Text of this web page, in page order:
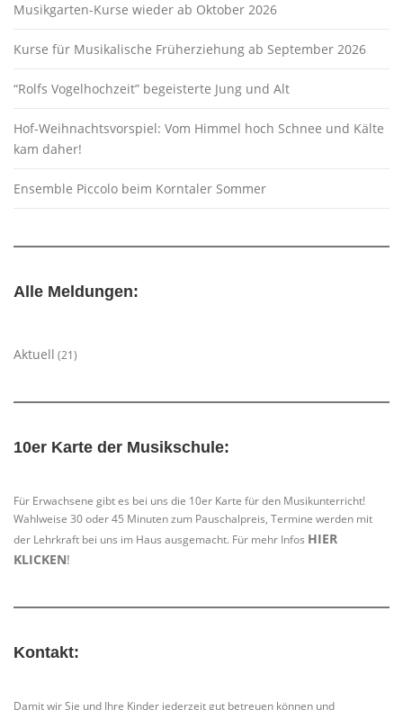
Musikgarten-Kurse wieder ab Oktober 2026
Kurse für Musikalische Früherziehung ab September 2026
“Rolfs Vogelhochzeit” begeisterte Jung und Alt
Hof-Weihnachtsvorspiel: Vom Himmel hoch Schnee und Kälte
kam daher!
Ensemble Piccolo beim Korntaler Sommer
Alle Meldungen:
Aktuell (21)
10er Karte der Musikschule:
Für Erwachsene gibt es bei uns die 10er Karte für den Musikunterricht!
Wahlweise 30 oder 45 Minuten zum Pauschalpreis, Termine werden mit
der Lehrkraft bei uns im Haus ausgemacht. Für mehr Infos HIER
KLICKEN!
Kontakt:
Damit wir Sie und Ihre Kinder jederzeit gut betreuen können und